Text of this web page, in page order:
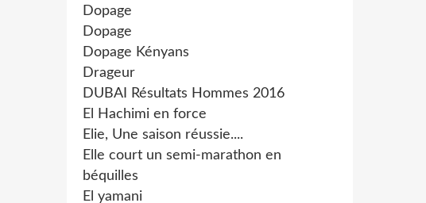
Dopage
Dopage
Dopage Kényans
Drageur
DUBAI Résultats Hommes 2016
El Hachimi en force
Elie, Une saison réussie....
Elle court un semi-marathon en
béquilles
El yamani